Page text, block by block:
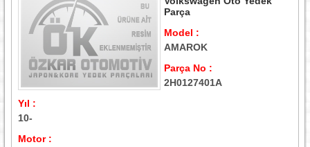
Parça
Model :
AMAROK
Parça No :
2H0127401A
Yıl :
10-
Motor :